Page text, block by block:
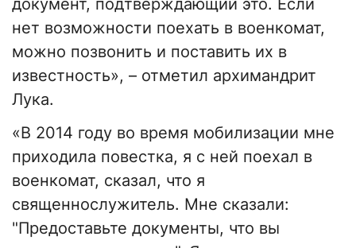
документ, подтверждающий это. Если
нет возможности поехать в военкомат,
можно позвонить и поставить их в
известность», – отметил архимандрит
Лука.
«В 2014 году во время мобилизации мне
приходила повестка, я с ней поехал в
военкомат, сказал, что я
священнослужитель. Мне сказали:
"Предоставьте документы, что вы